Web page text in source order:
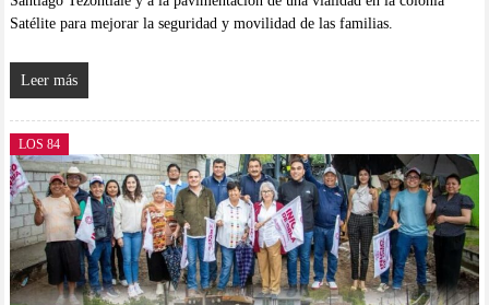
Satélite para mejorar la seguridad y movilidad de las familias.
Leer más
LOS 84